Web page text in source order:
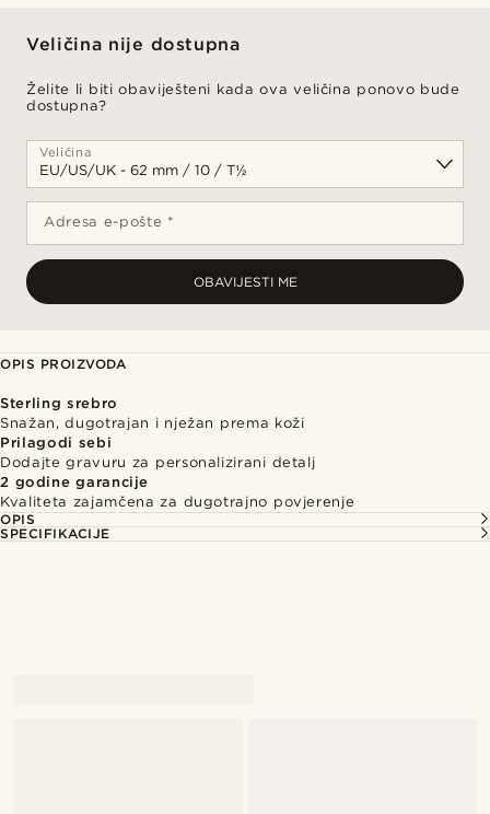
Veličina nije dostupna
Želite li biti obaviješteni kada ova veličina ponovo bude
dostupna?
Veličina
Adresa e-pošte *
OBAVIJESTI ME
OPIS PROIZVODA
Sterling srebro
Snažan, dugotrajan i nježan prema koži
Prilagodi sebi
Dodajte gravuru za personalizirani detalj
2 godine garancije
Kvaliteta zajamčena za dugotrajno povjerenje
OPIS
SPECIFIKACIJE